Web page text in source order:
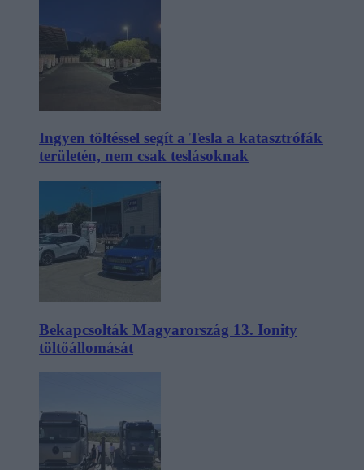
Ingyen töltéssel segít a Tesla a katasztrófák
területén, nem csak teslásoknak
Bekapcsolták Magyarország 13. Ionity
töltőállomását